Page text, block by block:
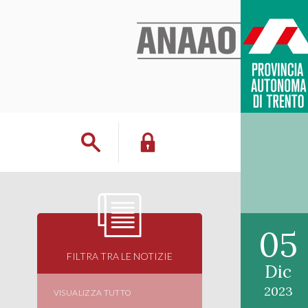
05
Dic
2023
FILTRA TRA LE NOTIZIE
VISUALIZZA TUTTO